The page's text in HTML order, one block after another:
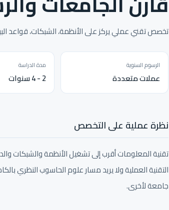
تخصص تقني عملي يركز على الأنظمة، الشبكات، قواعد
الرسوم السنوية
عملات متعددة
مدة الدراسة
2 - 4 سنوات
نظرة عملية على التخصص
تقنية المعلومات أقرب إلى تشغيل الأنظمة والشبكات
جامعة لأخرى.